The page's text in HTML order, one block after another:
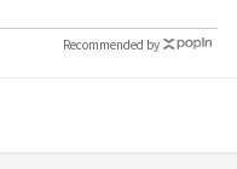
Recommended by